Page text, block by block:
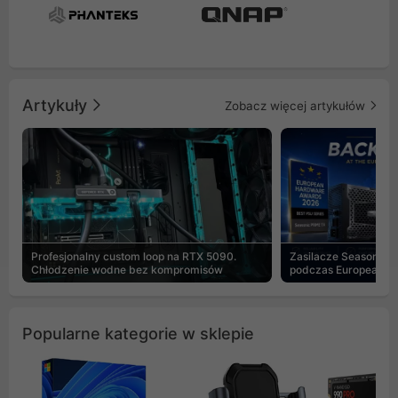
Artykuły Zobacz więcej artykułów
Profesjonalny custom loop na RTX 5090.
Chłodzenie wodne bez kompromisów
Zasilacze Seasonic
podczas European
Popularne kategorie w sklepie